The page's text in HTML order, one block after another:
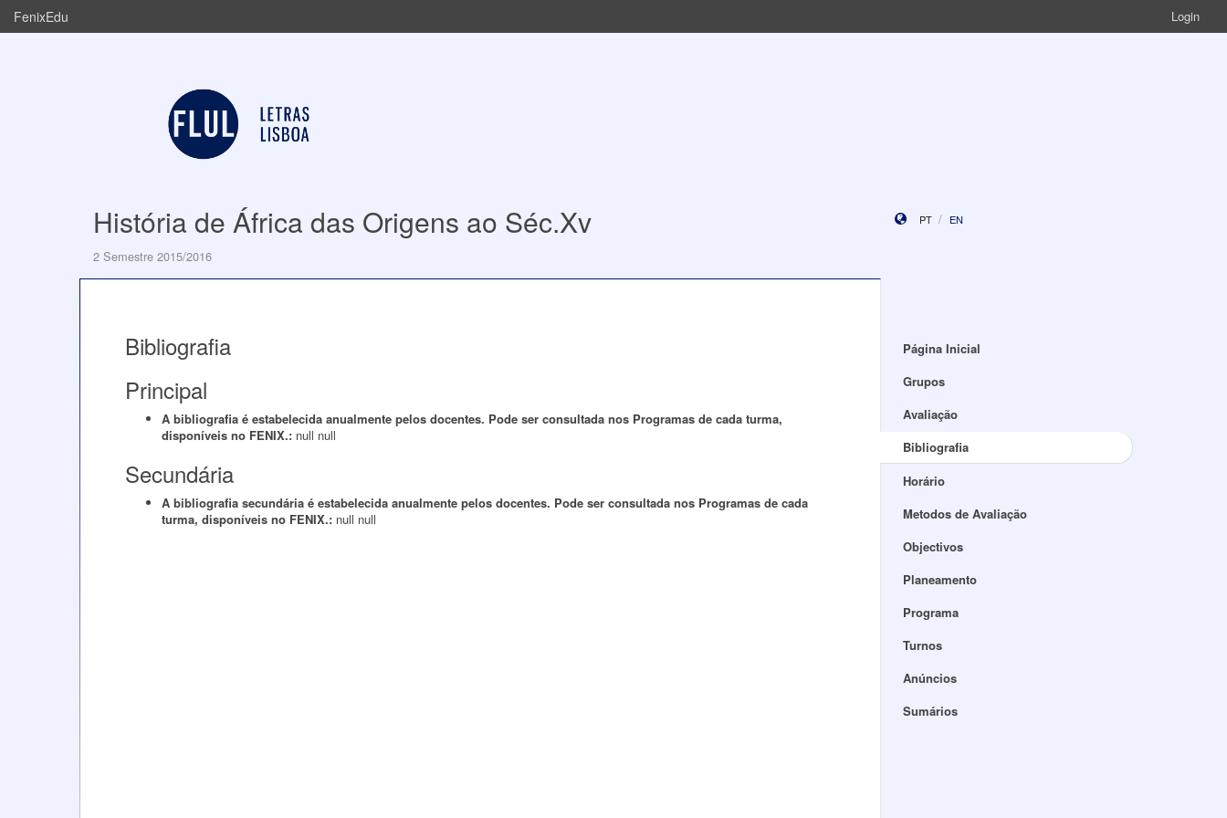
FenixEdu Login
História de África das Origens ao Séc.Xv
2 Semestre 2015/2016
PT EN
Bibliografia
Principal
A bibliografia é estabelecida anualmente pelos docentes. Pode ser consultada nos Programas de cada turma,
disponíveis no FENIX.: null null
Secundária
A bibliografia secundária é estabelecida anualmente pelos docentes. Pode ser consultada nos Programas de cada
turma, disponíveis no FENIX.: null null
Página Inicial
Grupos
Avaliação
Bibliografia
Horário
Metodos de Avaliação
Objectivos
Planeamento
Programa
Turnos
Anúncios
Sumários